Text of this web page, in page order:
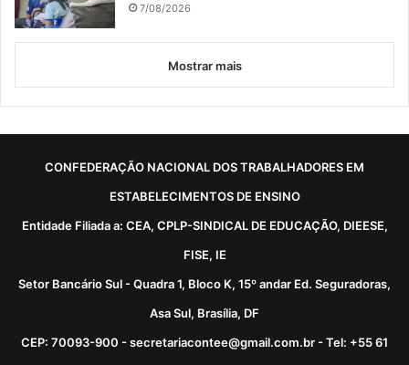
7/08/2026
Mostrar mais
CONFEDERAÇÃO NACIONAL DOS TRABALHADORES EM
ESTABELECIMENTOS DE ENSINO
Entidade Filiada a: CEA, CPLP-SINDICAL DE EDUCAÇÃO, DIEESE,
FISE, IE
Setor Bancário Sul - Quadra 1, Bloco K, 15º andar Ed. Seguradoras,
Asa Sul, Brasília, DF
CEP: 70093-900 - secretariacontee@gmail.com.br - Tel: +55 61